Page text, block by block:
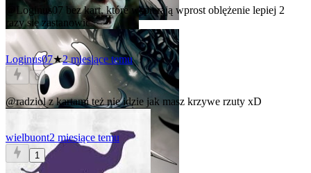
@Loginus07 bez kart, które wspierają wprost oblężenie lepiej 2
razy się zastanowić
Loginus07★2 miesiące temu
0
@radziolz kartami też nie idzie jak masz krzywe rzuty xD
wielbuont2 miesiące temu
1